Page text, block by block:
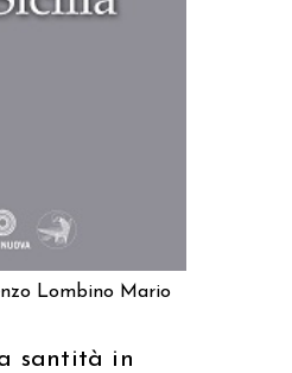
Lombino Mario
santità in